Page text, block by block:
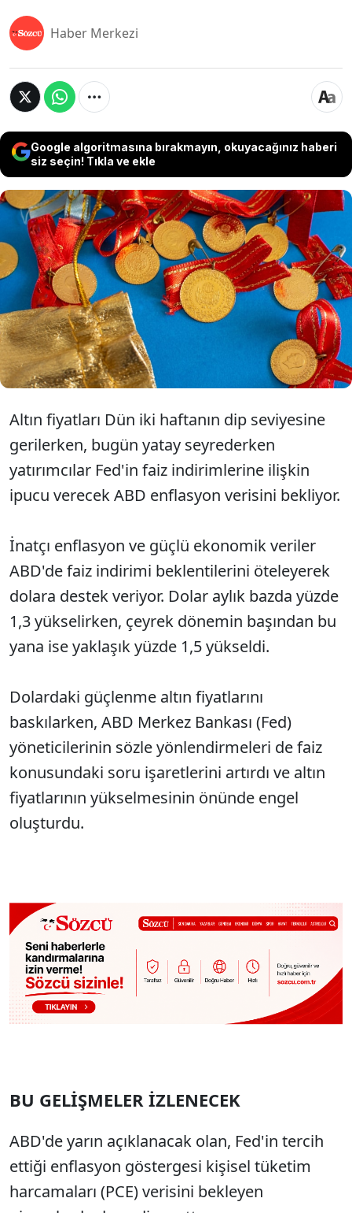
Haber Merkezi
Google algoritmasına bırakmayın, okuyacağınız haberi
siz seçin! Tıkla ve ekle
Altın fiyatları, dün yaşadığı düşüşün
ardından bu sabah yatay seviyede hareket
etti. Piyasalar, yarın açıklanacak olan kişisel
tüketim harcamaları (PCE) verisini bekliyor.
Altın fiyatları Dün iki haftanın dip seviyesine
gerilerken, bugün yatay seyrederken
yatırımcılar Fed'in faiz indirimlerine ilişkin
ipucu verecek ABD enflasyon verisini bekliyor.
İnatçı enflasyon ve güçlü ekonomik veriler
ABD'de faiz indirimi beklentilerini öteleyerek
dolara destek veriyor. Dolar aylık bazda yüzde
1,3 yükselirken, çeyrek dönemin başından bu
yana ise yaklaşık yüzde 1,5 yükseldi.
Dolardaki güçlenme altın fiyatlarını
baskılarken, ABD Merkez Bankası (Fed)
yöneticilerinin sözle yönlendirmeleri de faiz
konusundaki soru işaretlerini artırdı ve altın
fiyatlarının yükselmesinin önünde engel
oluşturdu.
BU GELİŞMELER İZLENECEK
ABD'de yarın açıklanacak olan, Fed'in tercih
ettiği enflasyon göstergesi kişisel tüketim
harcamaları (PCE) verisini bekleyen